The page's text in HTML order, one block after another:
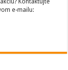
Kontaktujte
e-mailu: